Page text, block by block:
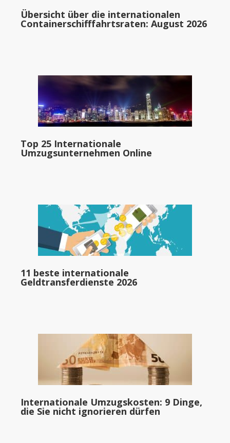
Übersicht über die internationalen
Containerschifffahrtsraten: August 2026
Top 25 Internationale
Umzugsunternehmen Online
11 beste internationale
Geldtransferdienste 2026
Internationale Umzugskosten: 9 Dinge,
die Sie nicht ignorieren dürfen